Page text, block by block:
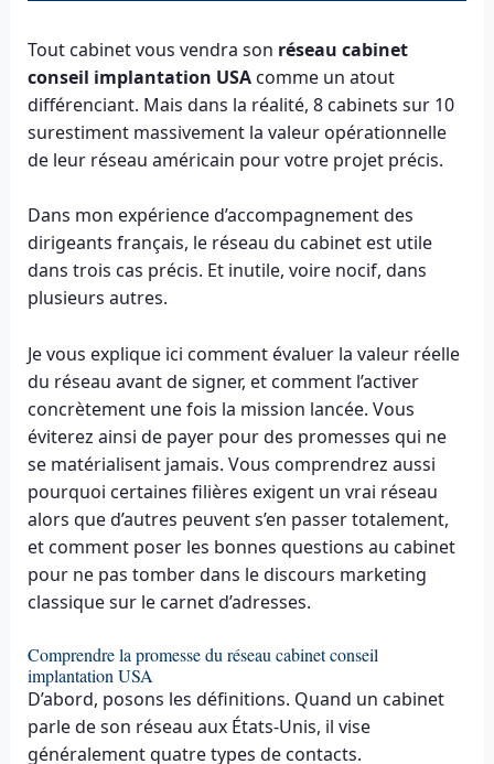
Tout cabinet vous vendra son réseau cabinet
conseil implantation USAcomme un atout
différenciant. Mais dans la réalité, 8 cabinets sur 10
surestiment massivement la valeur opérationnelle
de leur réseau américain pour votre projet précis.
Dans mon expérience d’accompagnement des
dirigeants français, le réseau du cabinet est utile
dans trois cas précis. Et inutile, voire nocif, dans
plusieurs autres.
Je vous explique ici comment évaluer la valeur réelle
du réseau avant de signer, et comment l’activer
concrètement une fois la mission lancée. Vous
éviterez ainsi de payer pour des promesses qui ne
se matérialisent jamais. Vous comprendrez aussi
pourquoi certaines filières exigent un vrai réseau
alors que d’autres peuvent s’en passer totalement,
et comment poser les bonnes questions au cabinet
pour ne pas tomber dans le discours marketing
classique sur le carnet d’adresses.
Comprendre la promesse du réseau cabinet conseil
implantation USA
D’abord, posons les définitions. Quand un cabinet
parle de son réseau aux États-Unis, il vise
généralement quatre types de contacts.